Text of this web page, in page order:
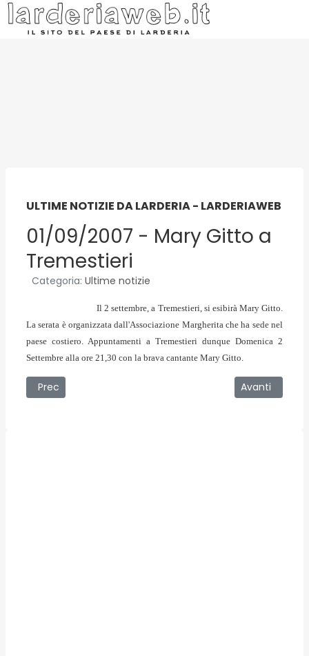
ULTIME NOTIZIE DA LARDERIA - LARDERIAWEB
01/09/2007 - Mary Gitto a
Tremestieri
Categoria: Ultime notizie
Il 2 settembre, a Tremestieri, si esibirà Mary Gitto.
La serata è organizzata dall'Associazione Margherita che ha sede nel
paese costiero. Appuntamenti a Tremestieri dunque Domenica 2
Settembre alla ore 21,30 con la brava cantante Mary Gitto.
Articolo precedente: 01/09/2007 - Serata di Cabaret a
Prec Articolo
Avanti